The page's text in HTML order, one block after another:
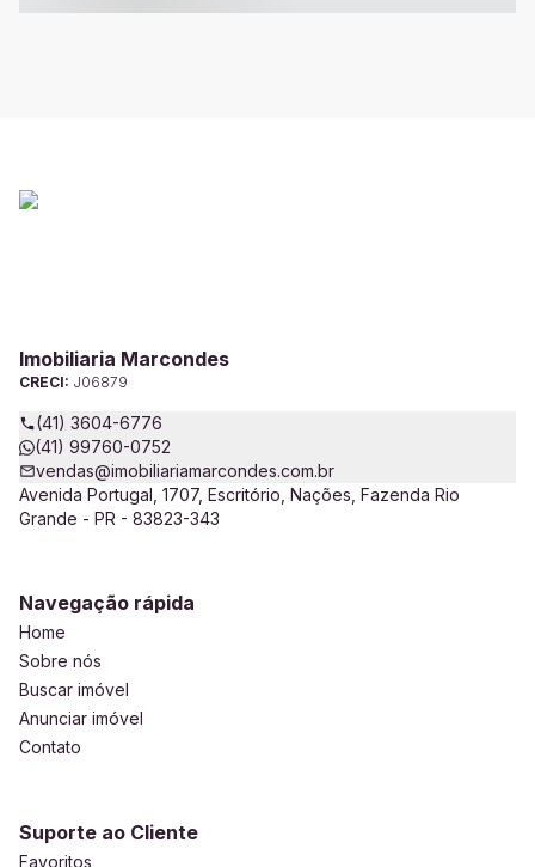
Imobiliaria Marcondes
CRECI: J06879
(41) 3604-6776
(41) 99760-0752
vendas@imobiliariamarcondes.com.br
Avenida Portugal, 1707, Escritório, Nações, Fazenda Rio
Grande - PR - 83823-343
Navegação rápida
Home
Sobre nós
Buscar imóvel
Anunciar imóvel
Contato
Suporte ao Cliente
Favoritos